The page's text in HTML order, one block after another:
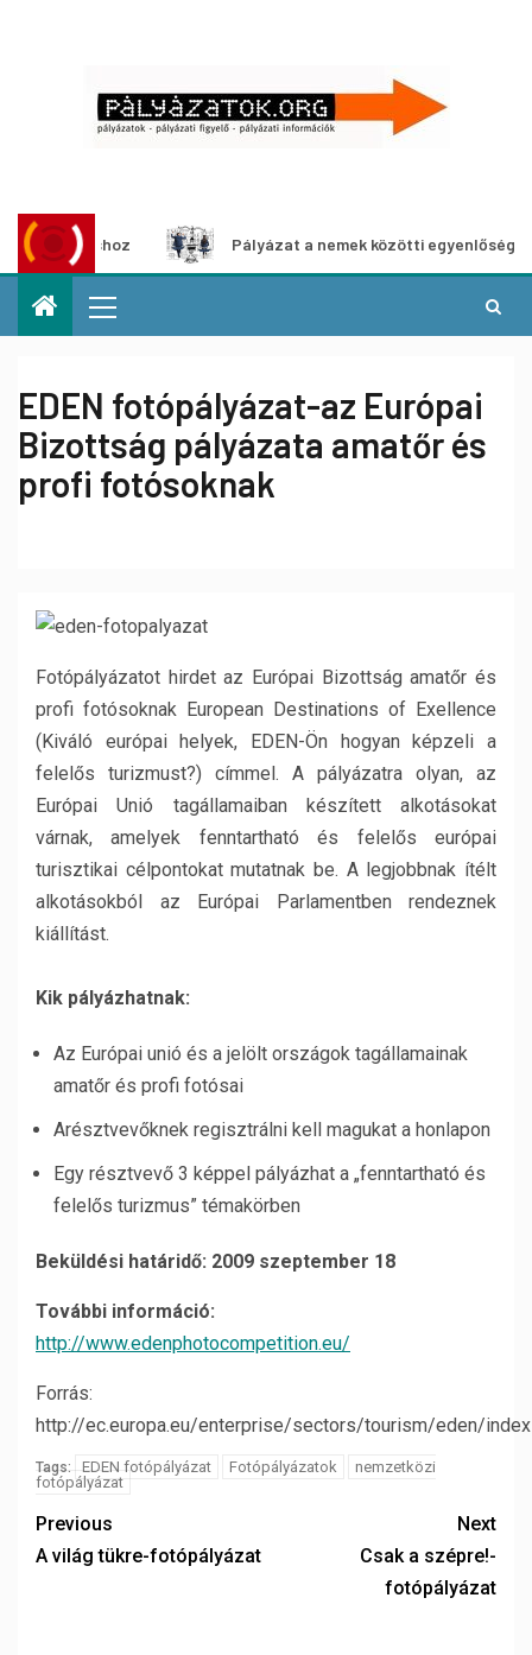
Pályázat a nemek közötti egyenlőség európai
EDEN fotópályázat-az Európai
Bizottság pályázata amatőr és
profi fotósoknak
Fotópályázatot hirdet az Európai Bizottság amatőr és
profi fotósoknak European Destinations of Exellence
(Kiváló európai helyek, EDEN-Ön hogyan képzeli a
felelős turizmust?) címmel. A pályázatra olyan, az
Európai Unió tagállamaiban készített alkotásokat
várnak, amelyek fenntartható és felelős európai
turisztikai célpontokat mutatnak be. A legjobbnak ítélt
alkotásokból az Európai Parlamentben rendeznek
kiállítást.
Kik pályázhatnak:
Az Európai unió és a jelölt országok tagállamainak
amatőr és profi fotósai
Arésztvevőknek regisztrálni kell magukat a honlapon
Egy résztvevő 3 képpel pályázhat a „fenntartható és
felelős turizmus” témakörben
Beküldési határidő: 2009 szeptember 18
További információ:
http://www.edenphotocompetition.eu/
Forrás:
http://ec.europa.eu/enterprise/sectors/tourism/eden/
Tags: EDEN fotópályázat Fotópályázatok
nemzetközi
fotópályázat
Previous
A világ tükre-fotópályázat
Next
Csak a szépre!-
fotópályázat